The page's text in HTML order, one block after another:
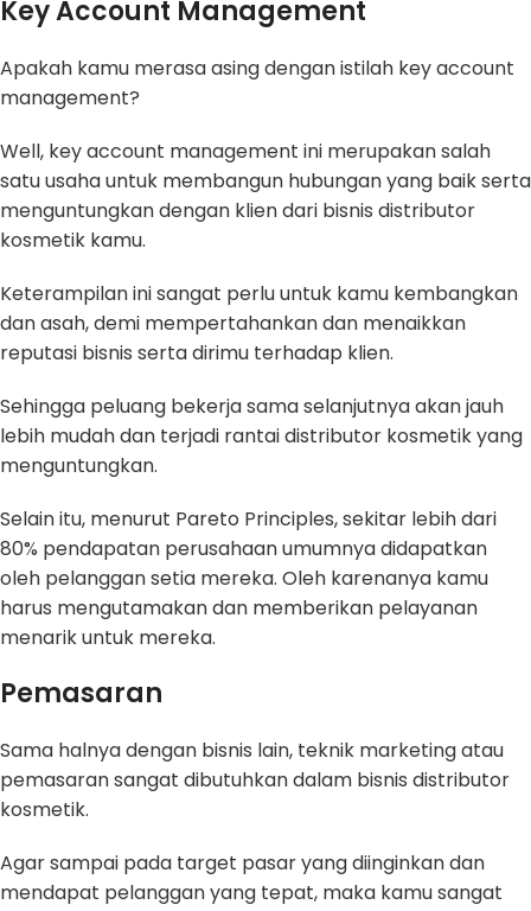
Key Account Management
Apakah kamu merasa asing dengan istilah key account
management?
Well, key account management ini merupakan salah
satu usaha untuk membangun hubungan yang baik serta
menguntungkan dengan klien dari bisnis distributor
kosmetik kamu.
Keterampilan ini sangat perlu untuk kamu kembangkan
dan asah, demi mempertahankan dan menaikkan
reputasi bisnis serta dirimu terhadap klien.
Sehingga peluang bekerja sama selanjutnya akan jauh
lebih mudah dan terjadi rantai distributor kosmetik yang
menguntungkan.
Selain itu, menurut Pareto Principles, sekitar lebih dari
80% pendapatan perusahaan umumnya didapatkan
oleh pelanggan setia mereka. Oleh karenanya kamu
harus mengutamakan dan memberikan pelayanan
menarik untuk mereka.
Pemasaran
Sama halnya dengan bisnis lain, teknik marketing atau
pemasaran sangat dibutuhkan dalam bisnis distributor
kosmetik.
Agar sampai pada target pasar yang diinginkan dan
mendapat pelanggan yang tepat, maka kamu sangat